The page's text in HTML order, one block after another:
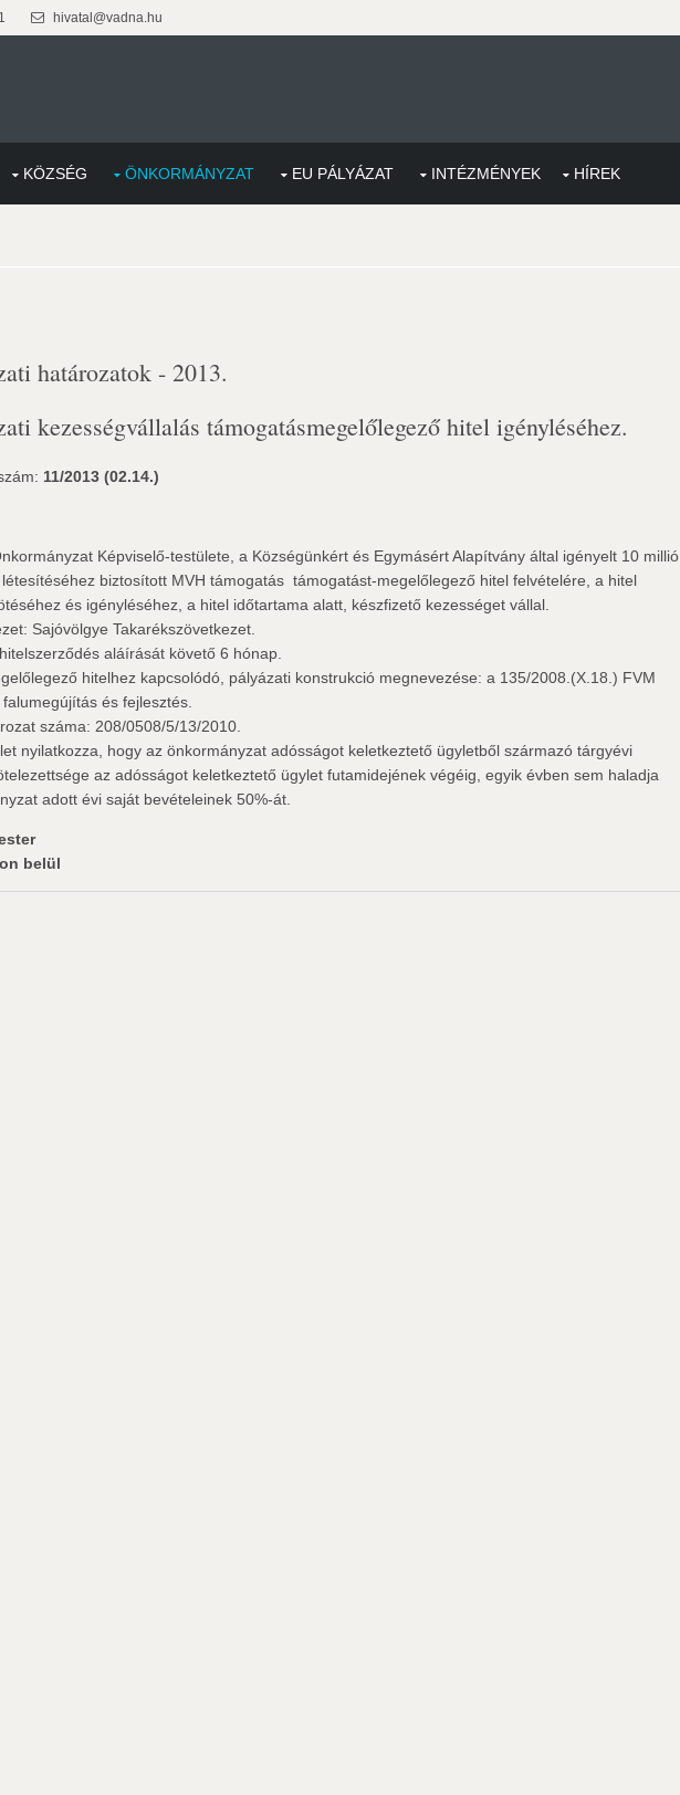
hivatal@vadna.hu
KÖZSÉG ÖNKORMÁNYZAT EU PÁLYÁZAT INTÉZMÉNYEK HÍREK
határozatok - 2013.
kezességvállalás támogatásmegelőlegező hitel igényléséhez.
11/2013 (02.14.)
Képviselő-testülete, a Községünkért és Egymásért Alapítvány által igényelt 10 millió
létesítéséhez biztosított MVH támogatás  támogatást-megelőlegező hitel felvételére, a hitel
és igényléséhez, a hitel időtartama alatt, készfizető kezességet vállal.
Sajóvölgye Takarékszövetkezet.
aláírását követő 6 hónap.
hitelhez kapcsolódó, pályázati konstrukció megnevezése: a 135/2008.(X.18.) FVM
és fejlesztés.
száma: 208/0508/5/13/2010.
nyilatkozza, hogy az önkormányzat adósságot keletkeztető ügyletből származó tárgyévi
az adósságot keletkeztető ügylet futamidejének végéig, egyik évben sem haladja
adott évi saját bevételeinek 50%-át.
belül